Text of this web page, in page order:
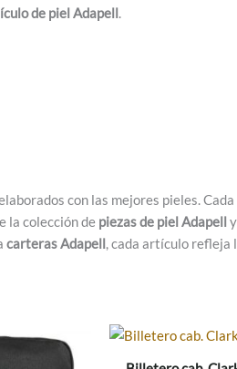
de piel Adapell.
con las mejores pieles. Cada
la colección de piezas de piel Adapell
carteras Adapell, cada artículo refleja